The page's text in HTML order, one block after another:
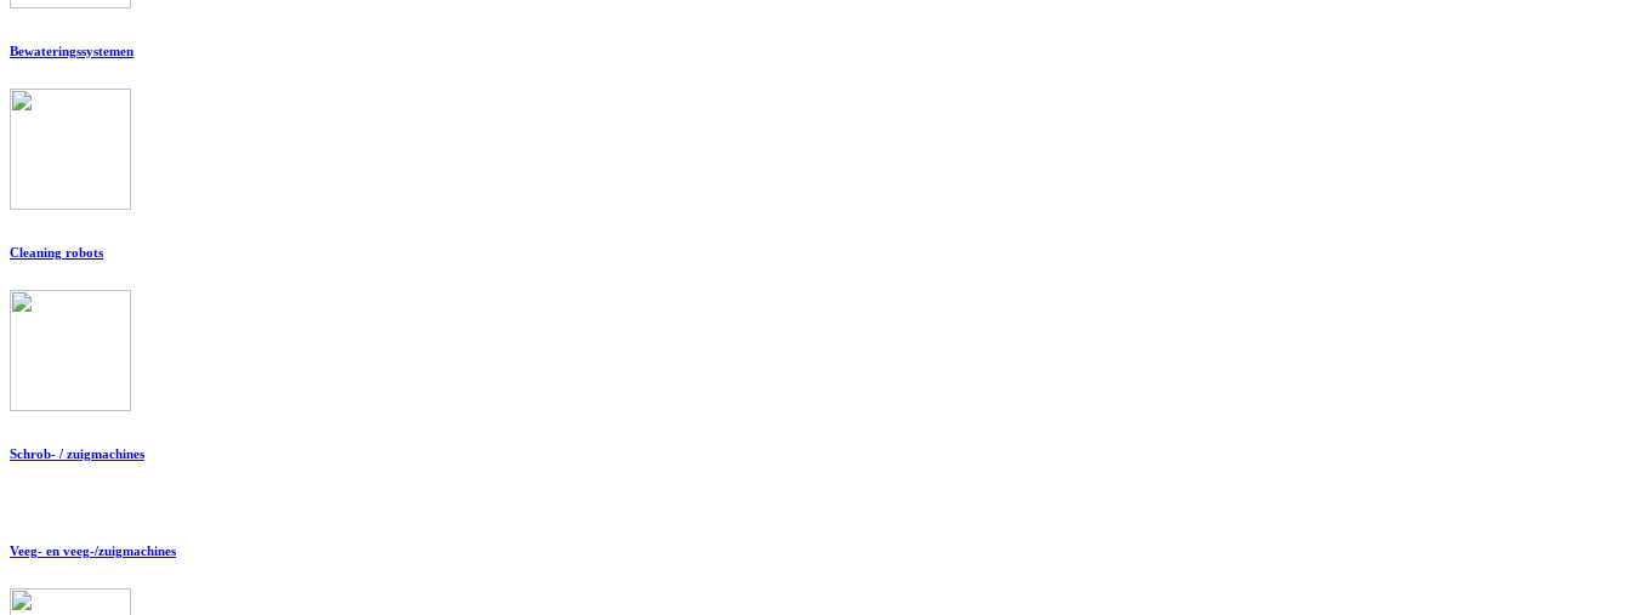
Bewateringssystemen
Cleaning robots
Schrob- / zuigmachines
Veeg- en veeg-/zuigmachines